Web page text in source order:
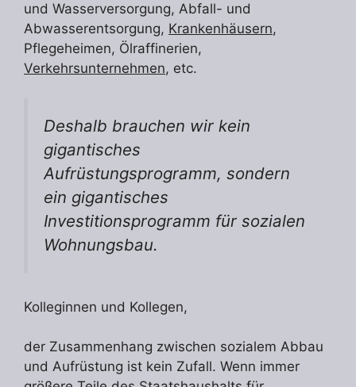
und Wasserversorgung, Abfall- und
Abwasserentsorgung, Krankenhäusern,
Pflegeheimen, Ölraffinerien,
Verkehrsunternehmen, etc.
Deshalb brauchen wir kein
gigantisches
Aufrüstungsprogramm, sondern
ein gigantisches
Investitionsprogramm für sozialen
Wohnungsbau.
Kolleginnen und Kollegen,
der Zusammenhang zwischen sozialem Abbau
und Aufrüstung ist kein Zufall. Wenn immer